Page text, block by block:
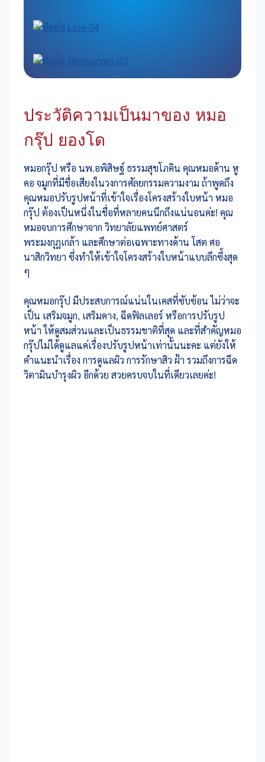
ประวัติความเป็นมาของ หมอ
กรุ๊ป ยองโด
หมอกรุ๊ป หรือ นพ.อพิสิษฐ์ ธรรมสุขโภคิน คุณหมอด้าน หู
คอ จมูกที่มีชื่อเสียงในวงการศัลยกรรมความงาม ถ้าพูดถึง
คุณหมอปรับรูปหน้าที่เข้าใจเรื่องโครงสร้างใบหน้า หมอ
กรุ๊ป ต้องเป็นหนึ่งในชื่อที่หลายคนนึกถึงแน่นอนค่ะ! คุณ
หมอจบการศึกษาจาก วิทยาลัยแพทย์ศาสตร์
พระมงกุฎเกล้า และศึกษาต่อเฉพาะทางด้าน โสต ศอ
นาสิกวิทยา ซึ่งทำให้เข้าใจโครงสร้างใบหน้าแบบลึกซึ้งสุด
ๆ
คุณหมอกรุ๊ป มีประสบการณ์แน่นในเคสที่ซับซ้อน ไม่ว่าจะ
เป็น เสริมจมูก, เสริมคาง, ฉีดฟิลเลอร์ หรือการปรับรูป
หน้า ให้ดูสมส่วนและเป็นธรรมชาติที่สุด และที่สำคัญหมอ
กรุ๊ปไม่ได้ดูแลแค่เรื่องปรับรูปหน้าเท่านั้นนะคะ แต่ยังให้
คำแนะนำเรื่อง การดูแลผิว การรักษาสิว ฝ้า รวมถึงการฉีด
วิตามินบำรุงผิว อีกด้วย สวยครบจบในที่เดียวเลยค่ะ!